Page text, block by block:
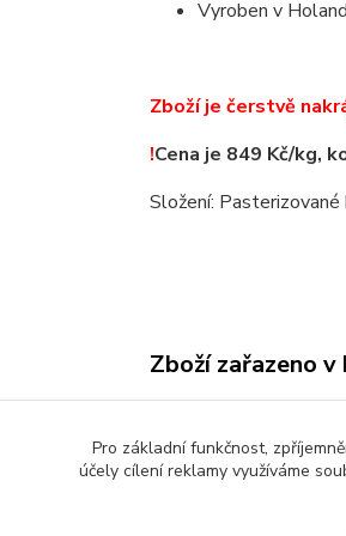
Vyroben v
Zboží je čerstvě
!Cena je 849 Kč/kg,
Složení: Pasterizované
Zboží zařazeno
Pro základní funkčnost,
účely cílení reklamy využíváme